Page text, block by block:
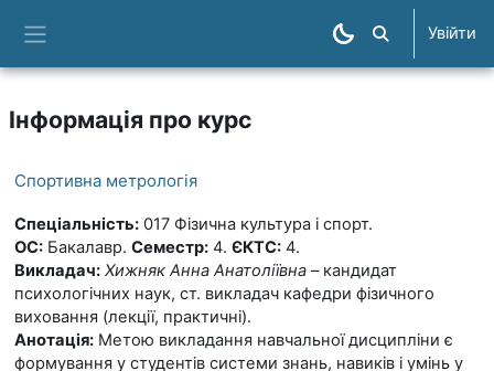
Пошук курсів
Увійти
Інформація про курс
Спортивна метрологія
Спеціальність: 017 Фізична культура і спорт.
ОС: Бакалавр. Семестр: 4. ЄКТС: 4.
Викладач: Хижняк Анна Анатоліївна – кандидат
психологічних наук, ст. викладач кафедри фізичного
виховання (лекції, практичні).
Анотація: Метою викладання навчальної дисципліни є
формування у студентів системи знань, навиків і умінь у